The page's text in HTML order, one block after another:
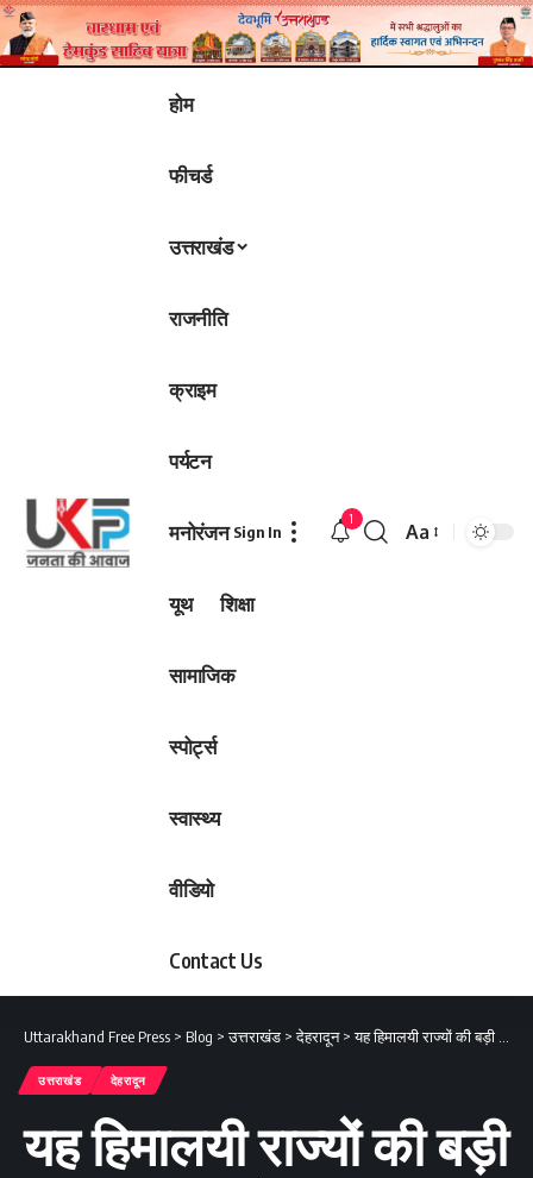
होम
फीचर्ड
उत्तराखंड
राजनीति
क्राइम
पर्यटन
मनोरंजन
यूथ शिक्षा
सामाजिक
स्पोर्ट्स
स्वास्थ्य
वीडियो
Contact Us
Sign In
1
Font
Aa
Uttarakhand Free Press > Blog >उत्तराखंड >देहरादून>यह हिमालयी राज्यों की बड़ी आवश्यकता है: मुख्यमंत्री पुष्कर सिंह धामी
उत्तराखंड देहरादून
यह हिमालयी राज्यों की बड़ी